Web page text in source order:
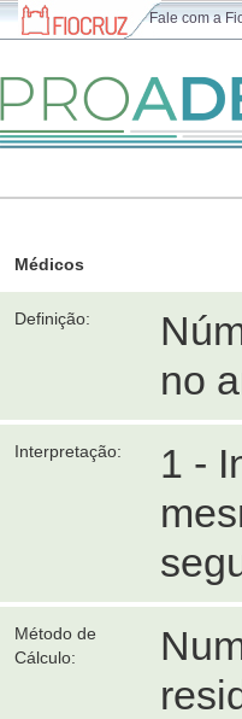
Fale com a
Médicos
Definição:
no
Interpretação:
1 -
Método de
Cálculo: